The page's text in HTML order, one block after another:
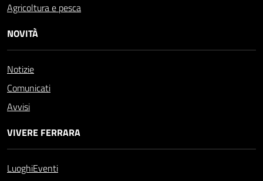
Agricoltura e pesca
NOVITÀ
Notizie
Comunicati
Avvisi
VIVERE FERRARA
LuoghiEventi